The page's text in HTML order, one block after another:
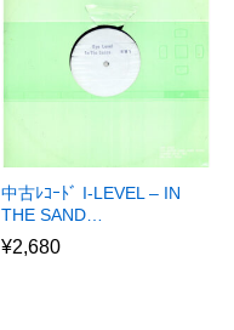
中古ﾚｺｰﾄﾞ I-LEVEL – IN
THE SAND…
¥2,680